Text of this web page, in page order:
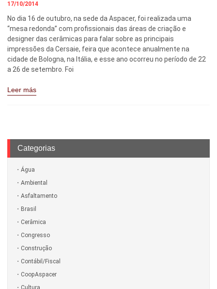
17/10/2014
No dia 16 de outubro, na sede da Aspacer, foi realizada uma
“mesa redonda” com profissionais das áreas de criação e
designer das cerâmicas para falar sobre as principais
impressões da Cersaie, feira que acontece anualmente na
cidade de Bologna, na Itália, e esse ano ocorreu no período de 22
a 26 de setembro. Foi
Leer más
Categorias
Água
Ambiental
Asfaltamento
Brasil
Cerâmica
Congresso
Construção
Contábil/Fiscal
CoopAspacer
Cultura